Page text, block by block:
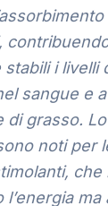
i livelli
sangue e
di grasso.
noti per
che
l’energia ma